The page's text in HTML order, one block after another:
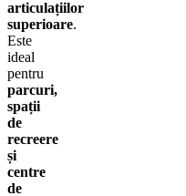
articulațiilor
superioare.
Este
ideal
pentru
parcuri,
spații
de
recreere
și
centre
de